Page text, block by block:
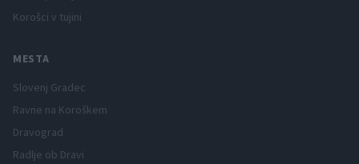
Korošci v tujini
MESTA
Slovenj Gradec
Ravne na Koroškem
Dravograd
Radlje ob Dravi